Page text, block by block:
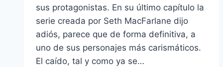
sus protagonistas. En su último capítulo la
serie creada por Seth MacFarlane dijo
adiós, parece que de forma definitiva, a
uno de sus personajes más carismáticos.
El caído, tal y como ya se…